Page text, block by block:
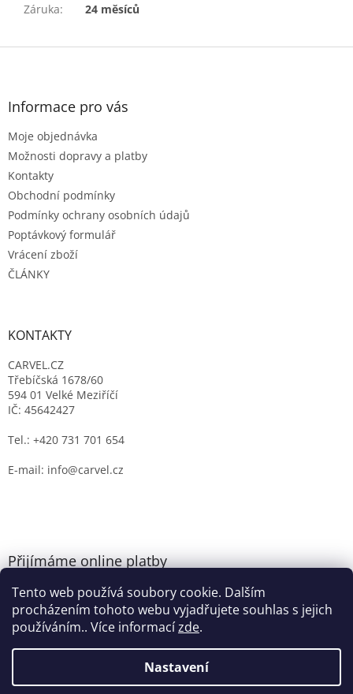
Tento web používá soubory cookie. Dalším
procházením tohoto webu vyjadřujete souhlas s jejich
používáním.. Více informacízde.
Nastavení
Záruka: 24 měsíců
Z
Informace pro vás
Moje objednávka
Možnosti dopravy a platby
Kontakty
Obchodní podmínky
Podmínky ochrany osobních údajů
Poptávkový formulář
Vrácení zboží
ČLÁNKY
KONTAKTY
CARVEL.CZ
Třebíčská 1678/60
594 01 Velké Meziříčí
IČ: 45642427
Tel.: +420 731 701 654
E-mail: info@carvel.cz
Přijímáme online platby
Vytvořil Shoptet